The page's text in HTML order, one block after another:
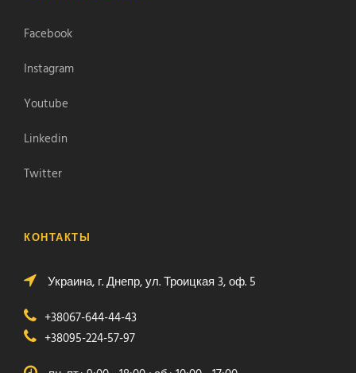
Facebook
Instagram
Youtube
Linkedin
Twitter
КОНТАКТЫ
Украина, г. Днепр, ул. Троицкая 3, оф. 5
+38067-644-44-43
+38095-224-57-97